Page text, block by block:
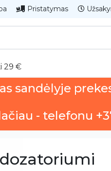
Pristatymas
29 €
sandėlyje
- telefonu